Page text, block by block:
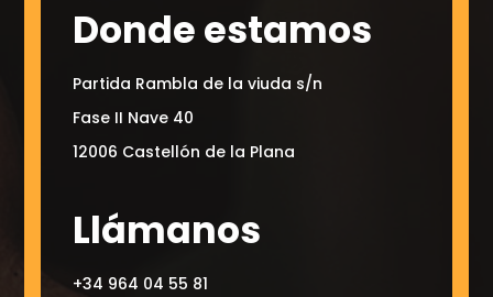
Donde estamos
Partida Rambla de la viuda s/n
Fase II Nave 40
12006 Castellón de la Plana
Llámanos
+34 964 04 55 81